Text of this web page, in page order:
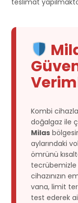
Kombi
doğalgaz ile
Milas
aylarındaki
ömrünü
tecrübemizle
cihazınızın
vana, limit
test ederek